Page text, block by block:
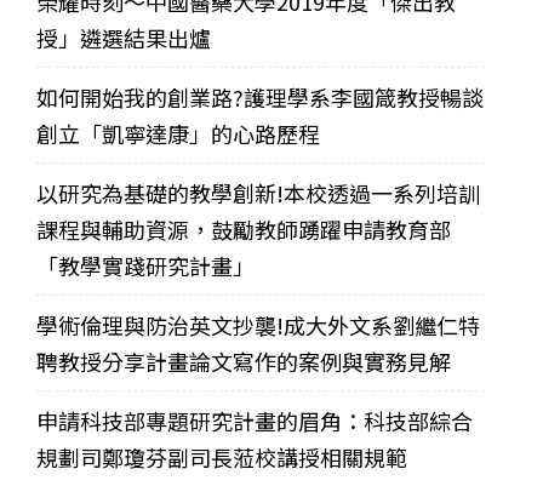
授」遴選結果出爐
如何開始我的創業路?護理學系李國箴教授暢談
創立「凱寧達康」的心路歷程
以研究為基礎的教學創新!本校透過一系列培訓
課程與輔助資源，鼓勵教師踴躍申請教育部
「教學實踐研究計畫」
學術倫理與防治英文抄襲!成大外文系劉繼仁特
聘教授分享計畫論文寫作的案例與實務見解
申請科技部專題研究計畫的眉角：科技部綜合
規劃司鄭瓊芬副司長蒞校講授相關規範